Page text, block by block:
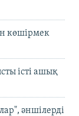
көшірмек
істі ашық
әншілерді